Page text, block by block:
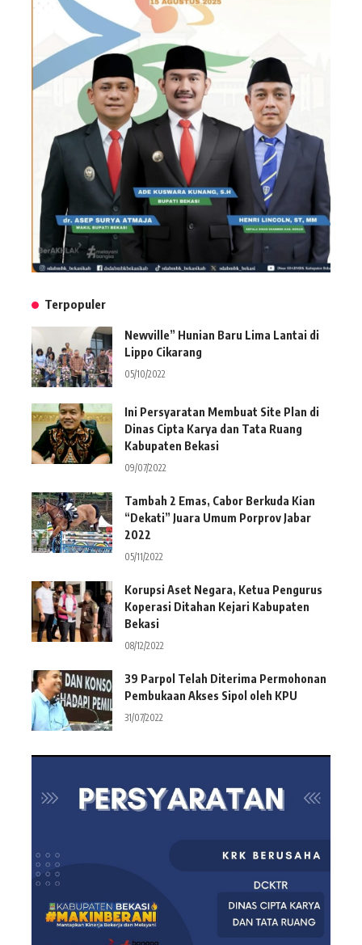
Terpopuler
Newville” Hunian Baru Lima Lantai di
Lippo Cikarang
05/10/2022
Ini Persyaratan Membuat Site Plan di
Dinas Cipta Karya dan Tata Ruang
Kabupaten Bekasi
09/07/2022
Tambah 2 Emas, Cabor Berkuda Kian
“Dekati” Juara Umum Porprov Jabar
2022
05/11/2022
Korupsi Aset Negara, Ketua Pengurus
Koperasi Ditahan Kejari Kabupaten
Bekasi
08/12/2022
39 Parpol Telah Diterima Permohonan
Pembukaan Akses Sipol oleh KPU
31/07/2022